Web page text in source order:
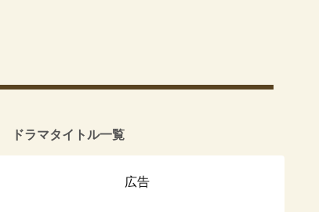
ドラマタイトル一覧
広告